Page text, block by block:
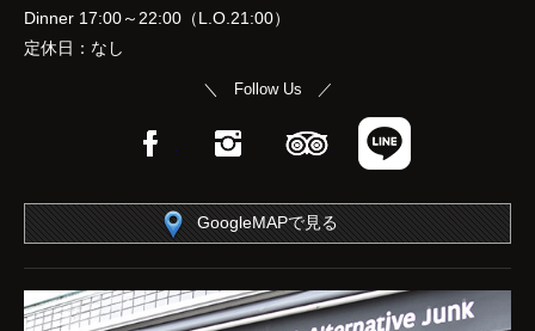
Dinner 17:00～22:00（L.O.21:00）
定休日：なし
＼ Follow Us ／
FacebookInstagramTripAdvisor
GoogleMAPで見る